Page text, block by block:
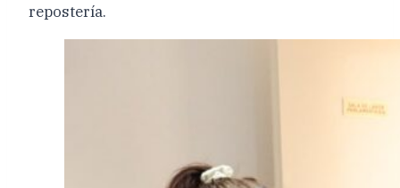
repostería.